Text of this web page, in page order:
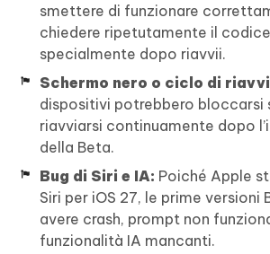
smettere di funzionare
chiedere ripetutamente il
specialmente dopo riavvii.
Schermo nero o ciclo di
dispositivi potrebbero bloccarsi
riavviarsi continuamente dopo
della Beta.
Bug di Siri e IA: Poiché Apple
Siri per iOS 27, le prime versioni
avere crash, prompt non
funzionalità IA mancanti.